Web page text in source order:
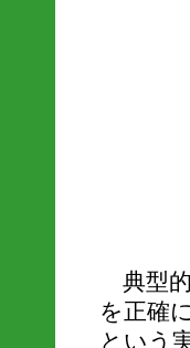
典型
を正確
という